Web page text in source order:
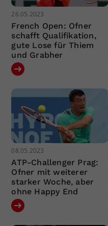
26.05.2023
French Open: Ofner
schafft Qualifikation,
gute Lose für Thiem
und Grabher
08.05.2023
ATP-Challenger Prag:
Ofner mit weiterer
starker Woche, aber
ohne Happy End